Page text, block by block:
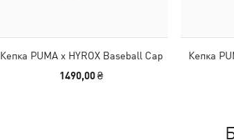
Кепка PUMA x HYROX Baseball Cap
1490,00 ₴
Кепка